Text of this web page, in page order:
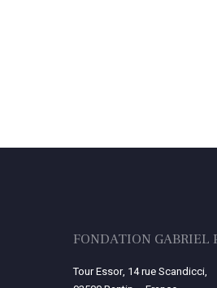
FONDATION GABRIEL
Tour Essor, 14 rue Scandicci,